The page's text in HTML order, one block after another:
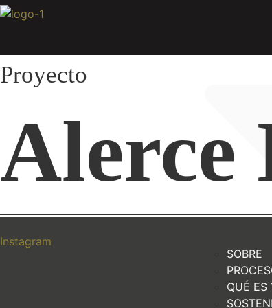
Ir
SOBRE
QUÉ ES
Proyecto
Alerce
Instagram